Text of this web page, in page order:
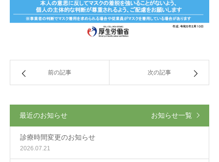
前の記事 次の記事
最近のお知らせ お知らせ一覧
診療時間変更のお知らせ
2026.07.21